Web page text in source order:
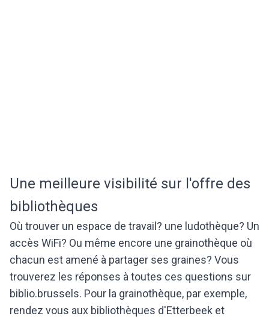
Une meilleure visibilité sur l'offre des
bibliothèques
Où trouver un espace de travail? une ludothèque? Un
accès WiFi? Ou même encore une grainothèque où
chacun est amené à partager ses graines? Vous
trouverez les réponses à toutes ces questions sur
biblio.brussels. Pour la grainothèque, par exemple,
rendez vous aux bibliothèques d'Etterbeek et